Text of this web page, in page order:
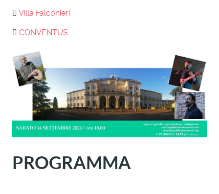
Villa Falconieri
CONVENTUS
PROGRAMMA